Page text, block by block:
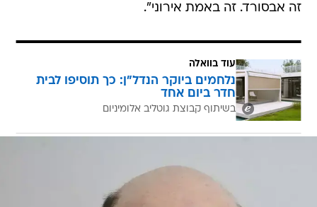
זה אבסורד. זה באמת אירוני".
עוד בוואלה
נלחמים ביוקר הנדל"ן: כך תוסיפו לבית
חדר ביום אחד
בשיתוף קבוצת גוטליב אלומיניום